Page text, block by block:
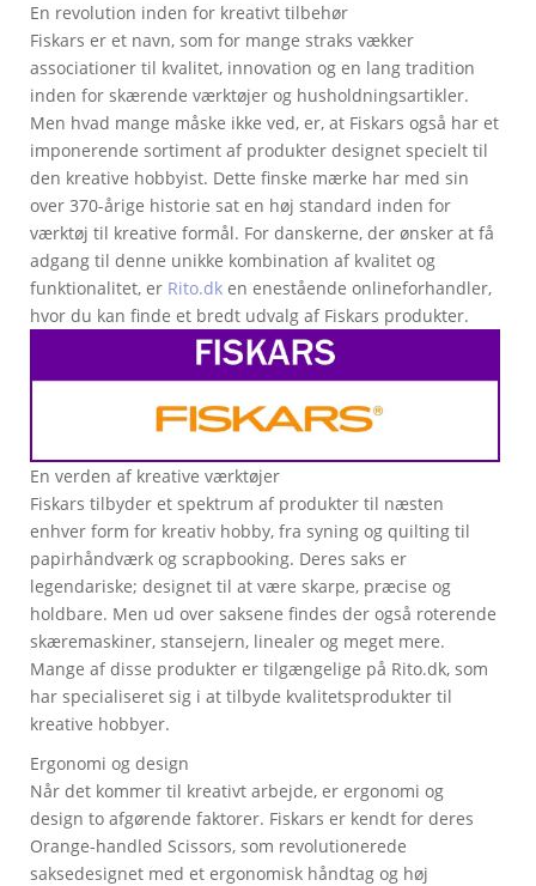
En revolution inden for kreativt tilbehør
Fiskars er et navn, som for mange straks vækker
associationer til kvalitet, innovation og en lang tradition
inden for skærende værktøjer og husholdningsartikler.
Men hvad mange måske ikke ved, er, at Fiskars også har et
imponerende sortiment af produkter designet specielt til
den kreative hobbyist. Dette finske mærke har med sin
over 370-årige historie sat en høj standard inden for
værktøj til kreative formål. For danskerne, der ønsker at få
adgang til denne unikke kombination af kvalitet og
funktionalitet, er Rito.dk en enestående onlineforhandler,
hvor du kan finde et bredt udvalg af Fiskars produkter.
En verden af kreative værktøjer
Fiskars tilbyder et spektrum af produkter til næsten
enhver form for kreativ hobby, fra syning og quilting til
papirhåndværk og scrapbooking. Deres saks er
legendariske; designet til at være skarpe, præcise og
holdbare. Men ud over saksene findes der også roterende
skæremaskiner, stansejern, linealer og meget mere.
Mange af disse produkter er tilgængelige på Rito.dk, som
har specialiseret sig i at tilbyde kvalitetsprodukter til
kreative hobbyer.
Ergonomi og design
Når det kommer til kreativt arbejde, er ergonomi og
design to afgørende faktorer. Fiskars er kendt for deres
Orange-handled Scissors, som revolutionerede
saksedesignet med et ergonomisk håndtag og høj